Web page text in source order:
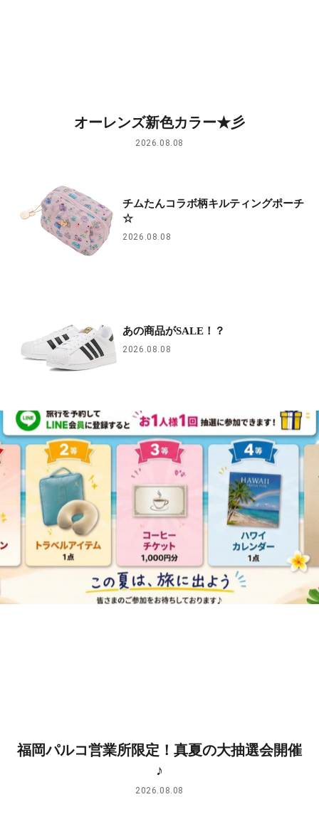
オーレンズ新色カラー★彡
2026.08.08
チムたんコラボ柄キルティングポーチ
☆
2026.08.08
あの商品がSALE！？
2026.08.08
福岡パルコ営業所限定！真夏の大抽選会開催
♪
2026.08.08